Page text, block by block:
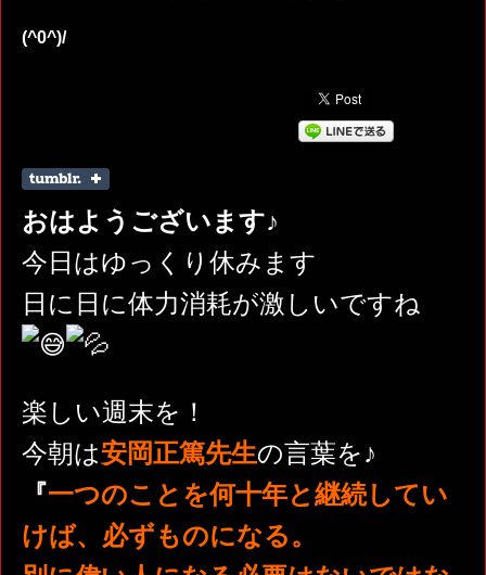
(^0^)/
おはようございます♪
今日はゆっくり休みます
日に日に体力消耗が激しいですね
楽しい週末を！
今朝は安岡正篤先生の言葉を♪
『一つのことを何十年と継続してい
けば、必ずものになる。